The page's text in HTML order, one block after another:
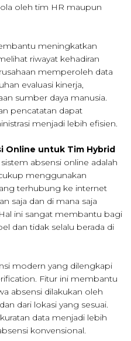
oleh tim HR maupun
meningkatkan
riwayat kehadiran
memperoleh data
evaluasi kinerja,
sumber daya manusia.
pencatatan dapat
menjadi lebih efisien.
Online untuk Tim Hybrid
absensi online adalah
menggunakan
terhubung ke internet
saja dan di mana saja
ini sangat membantu bagi
dan tidak selalu berada di
modern yang dilengkapi
Fitur ini membantu
absensi dilakukan oleh
dari lokasi yang sesuai.
data menjadi lebih
konvensional.